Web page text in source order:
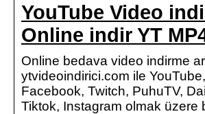
YouTube Video
Online indir YT
Online bedava video indirme
ytvideoindirici.com ile
Facebook, Twitch, PuhuTV,
Tiktok, Instagram olmak üzere